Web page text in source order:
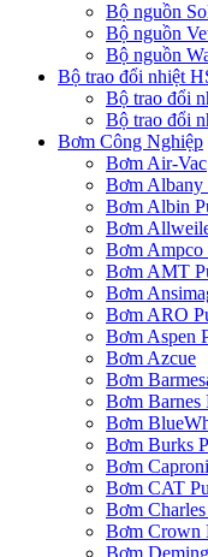
Bộ nguồn
Bộ nguồn
Bộ nguồn
Bộ trao đổi nhiệt
Bộ trao đổi
Bộ trao đổi
Bơm Công Nghiệp
Bơm Air-Vac
Bơm Albany
Bơm Albin
Bơm
Bơm Ampco
Bơm AMT
Bơm
Bơm ARO
Bơm Aspen
Bơm Azcue
Bơm
Bơm Barnes
Bơm
Bơm Burks
Bơm Caproni
Bơm CAT
Bơm
Bơm Crown
Bơm